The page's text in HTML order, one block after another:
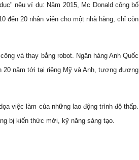
nêu ví dụ: Năm 2015, Mc Donald công bố
đến 20 nhân viên cho một nhà hàng, chỉ còn
và thay bằng robot. Ngân hàng Anh Quốc
20 năm tới tại riêng Mỹ và Anh, tương đương
việc làm của những lao động trình độ thấp.
bị kiến thức mới, kỹ năng sáng tạo.